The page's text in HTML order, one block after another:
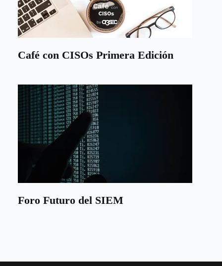
Café con CISOs Primera Edición
Foro Futuro del SIEM